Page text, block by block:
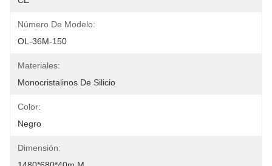
Número De Modelo:
OL-36M-150
Materiales:
Monocristalinos De Silicio
Color:
Negro
Dimensión: